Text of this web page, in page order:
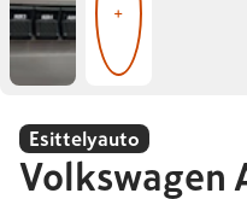
+
Esittelyauto
Volkswagen